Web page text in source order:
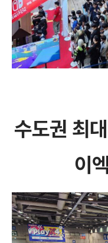
수도권 최
이